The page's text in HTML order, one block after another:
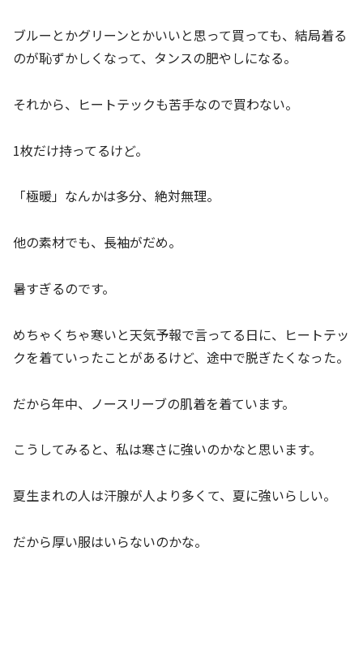
ブルーとかグリーンとかいいと思って買っても、結局着る
のが恥ずかしくなって、タンスの肥やしになる。
それから、ヒートテックも苦手なので買わない。
1枚だけ持ってるけど。
「極暖」なんかは多分、絶対無理。
他の素材でも、長袖がだめ。
暑すぎるのです。
めちゃくちゃ寒いと天気予報で言ってる日に、ヒートテッ
クを着ていったことがあるけど、途中で脱ぎたくなった。
だから年中、ノースリーブの肌着を着ています。
こうしてみると、私は寒さに強いのかなと思います。
夏生まれの人は汗腺が人より多くて、夏に強いらしい。
だから厚い服はいらないのかな。